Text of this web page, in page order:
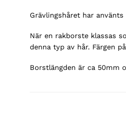
Grävlingshåret har
När en rakborste klassas
denna typ av hår. Färgen
Borstlängden är ca 50mm